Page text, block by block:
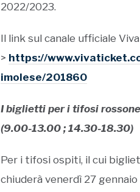
2022/2023.
Il link sul canale ufficiale
> https://
imolese/201860
I biglietti per i tifosi
(9.00-13.00 ; 14.30-18.30)
Per i tifosi ospiti, il cui
chiuderà venerdì 27